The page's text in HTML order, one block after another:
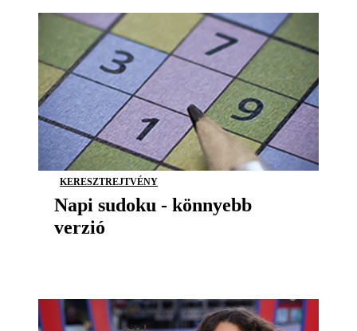
KERESZTREJTVÉNY
Napi sudoku - könnyebb
verzió